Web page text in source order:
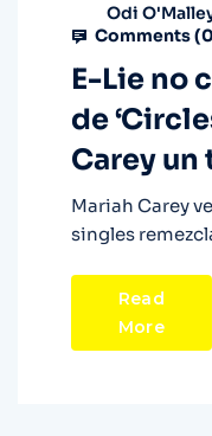
Odi
Comments (0
E-Lie no
de
Carey un
Mariah Carey
singles
Read
More